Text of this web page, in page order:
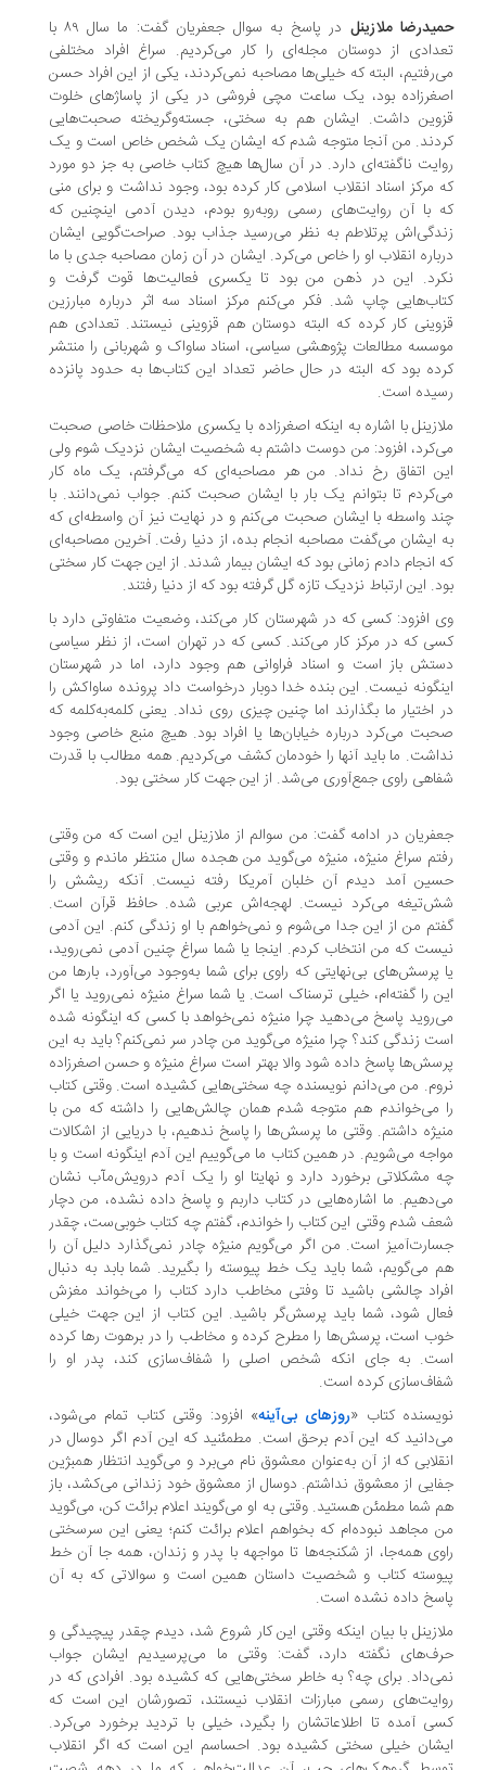
ملازینل
در پاسخ به سوال جعفریان گفت: ما سال ۸۹ با
از دوستان مجله‌ای را کار می‌کردیم. سراغ افراد مختلفی
البته که خیلی‌ها مصاحبه نمی‌کردند، یکی از این افراد حسن
بود، یک ساعت مچی فروشی در یکی از پاساژهای خلوت
داشت. ایشان هم به سختی، جسته‌وگریخته صحبت‌هایی
من آنجا متوجه شدم که ایشان یک شخص خاص است و یک
ناگفته‌ای دارد. در آن سال‌ها هیچ کتاب خاصی به جز دو مورد
مرکز اسناد انقلاب اسلامی کار کرده بود، وجود نداشت و برای منی
با آن روایت‌های رسمی روبه‌رو بودم، دیدن آدمی اینچنین که
پرتلاطم به نظر می‌رسید جذاب بود. صراحت‌گویی ایشان
انقلاب او را خاص می‌کرد. ایشان در آن زمان مصاحبه جدی با ما
این در ذهن من بود تا یکسری فعالیت‌ها قوت گرفت و
چاپ شد. فکر می‌کنم مرکز اسناد سه اثر درباره مبارزین
کار کرده که البته دوستان هم قزوینی نیستند. تعدادی هم
مطالعات پژوهشی سیاسی، اسناد ساواک و شهربانی را منتشر
بود که البته در حال حاضر تعداد این کتاب‌ها به حدود پانزده
است.
با اشاره به اینکه اصغرزاده با یکسری ملاحظات خاصی صحبت
افزود: من دوست داشتم به شخصیت ایشان نزدیک شوم ولی
اتفاق رخ نداد. من هر مصاحبه‌ای که می‌گرفتم، یک ماه کار
تا بتوانم یک بار با ایشان صحبت کنم. جواب نمی‌دانند. با
واسطه با ایشان صحبت می‌کنم و در نهایت نیز آن واسطه‌ای که
ایشان می‌گفت مصاحبه انجام بده، از دنیا رفت. آخرین مصاحبه‌ای
انجام دادم زمانی بود که ایشان بیمار شدند. از این جهت کار سختی
این ارتباط نزدیک تازه گل گرفته بود که از دنیا رفتند.
افزود: کسی که در شهرستان کار می‌کند، وضعیت متفاوتی دارد با
که در مرکز کار می‌کند. کسی که در تهران است، از نظر سیاسی
باز است و اسناد فراوانی هم وجود دارد، اما در شهرستان
نیست. این بنده خدا دوبار درخواست داد پرونده ساواکش را
اختیار ما بگذارند اما چنین چیزی روی نداد. یعنی کلمه‌‌به‌کلمه‌ که
می‌کرد درباره خیابان‌ها يا افراد بود. هیچ منبع خاصی وجود
ما باید آنها را خودمان کشف می‌کردیم. همه مطالب با قدرت
راوی جمع‌آوری می‌شد. از این جهت کار سختی بود.
در ادامه گفت: من سوالم از ملازینل این است که من وقتی
سراغ منیژه، منیژه می‌گوید من هجده سال منتظر ماندم و وقتی
آمد دیدم آن خلبان آمریکا رفته نیست. آنکه ريشش را
می‌کرد نیست. لهجه‌اش عربی شده. حافظ قرآن است.
من از این جدا می‌شوم و نمی‌خواهم با او زندگی کنم. این آدمی
که من انتخاب کردم. اینجا یا شما سراغ چنین آدمی نمی‌روید،
پرسش‌های بی‌نهایتی که راوی برای شما به‌وجود می‌آورد، بارها من
را گفته‌ام، خیلی ترسناک است. یا شما سراغ منیژه نمی‌روید یا اگر
پاسخ می‌دهید چرا منیژه نمی‌خواهد با کسی که اینگونه شده
زندگی کند؟ چرا منیژه می‌گوید من چادر سر نمی‌کنم؟ باید به این
پاسخ داده شود والا بهتر است سراغ منیژه و حسن اصغرزاده
من می‌دانم نویسنده چه سختی‌هایی کشیده است. وقتی کتاب
می‌خواندم هم متوجه شدم همان چالش‌هایی را داشته که من با
داشتم. وقتی ما پرسش‌ها را پاسخ ندهیم، با دریایی از اشکالات
می‌شویم. در همین کتاب ما می‌گوییم این آدم اینگونه است و با
مشکلاتی برخورد دارد و نهایتا او را یک آدم درویش‌مآب نشان
ما اشاره‌هایی در کتاب داربم و پاسخ داده نشده، من دچار
شدم وقتی این کتاب را خواندم، گفتم چه کتاب خوبی‌ست، چقدر
است. من اگر می‌گویم منیژه چادر نمی‌گذارد دلیل آن را
می‌گویم، شما باید یک خط پیوسته را بگیرید. شما بابد به دنبال
چالشی باشید تا وفتی مخاطب دارد کتاب را می‌خواند مغزش
شود، شما باید پرسش‌گر باشید. این کتاب از این جهت خیلی
است، پرسش‌ها را مطرح کرده و مخاطب را در برهوت رها کرده
به جای انکه شخص اصلی را شفاف‌سازی کند، پدر او را
کرده است.
کتاب «روزهای بی‌آینه » افزود: وقتی کتاب تمام می‌شود،
که این آدم برحق است. مطمئنید که این آدم اگر دوسال در
که از آن به‌عنوان معشوق نام می‌برد و می‌گوید انتظار همبژین
از معشوق نداشتم. دوسال از معشوق خود زندانی‌ می‌کشد، باز
شما مطمئن هستید. وقتی به او می‌گویند اعلام برائت کن، می‌گوید
مجاهد نبوده‌ام که بخواهم اعلام برائت کنم؛ یعنی‌ این سرسختی
همه‌جا، از شکنجه‌ها تا مواجهه با پدر و زندان، همه جا آن خط
کتاب و شخصیت داستان همین است و سوالاتی که به آن
داده نشده است.
با بیان اینکه وقتی این کار شروع شد، دیدم چقدر پیچیدگی و
نگفته دارد، گفت: وقتی ما می‌پرسیدیم ایشان جواب
برای چه؟ به خاطر سختی‌هایی که کشیده بود. افرادی که در
رسمی مبارزات انقلاب نیستند، تصورشان این است که
آمده تا اطلاعاتشان را بگیرد، خیلی با تردید برخورد می‌کرد.
خیلی سختی کشیده بود. احساسم این است که اگر انقلاب